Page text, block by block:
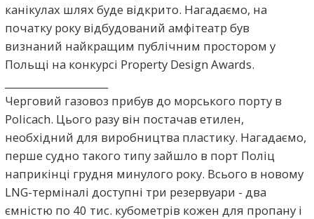
канікулах шлях буде відкрито. Нагадаємо, на
початку року відбудований амфітеатр був
визнаний найкращим публічним простором у
Польщі на конкурсі Property Design Awards.
Черговий газовоз прибув до морського порту в
Policach. Цього разу він постачав етилен,
необхідний для виробництва пластику. Нагадаємо,
перше судно такого типу зайшло в порт Поліц
наприкінці грудня минулого року. Всього в новому
LNG-терміналі доступні три резервуари - два
ємністю по 40 тис. кубометрів кожен для пропану і